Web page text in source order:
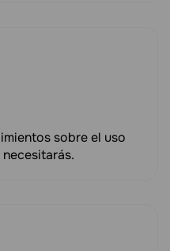
sobre el uso